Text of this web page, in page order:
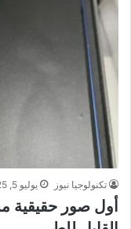
تكنولوجيا نيوز يوليو 5, 2025